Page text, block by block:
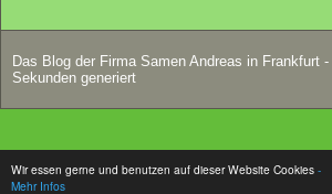
Wir essen gerne und benutzen auf dieser Website Cookies -
Mehr Infos
Das Blog der Firma Samen Andreas in Frankfurt
Sekunden generiert